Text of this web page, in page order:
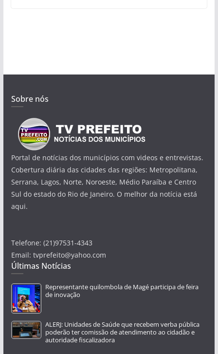
Sobre nós
Portal de notícias dos municípios com videos e entrevistas.
Cobertura diária das cidades das regiões: Metropolitana,
Serrana, Lagos, Norte, Noroeste, Médio Paraíba e Centro
Sul do estado do Rio de Janeiro. O melhor da notícia está
aqui.
Telefone: (21)97531-4343
Email: tvprefeito@yahoo.com
Últimas Notícias
Representante quilombola de Magé participa de feira
de inovação
ALERJ: Unidades de Saúde que recebem verba pública
poderão ter comissão de atendimento ao cidadão e
autoridade fiscalizadora